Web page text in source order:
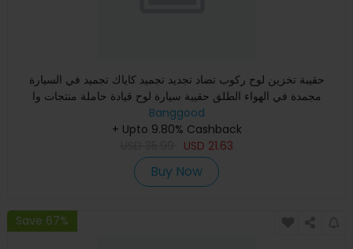
حقيبة تخزين لوح ركوب تضاد تجديد تجميد كاياك تجميد في السيارة
مجمدة في الهواء الطلق حقيبة سيارة لوح قيادة حاملة منتجات وا
Banggood
+ Upto 9.80% Cashback
USD 21.63
Buy Now
Save 67%